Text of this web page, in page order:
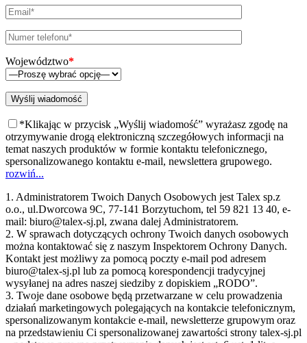
Województwo*
*Klikając w przycisk „Wyślij wiadomość” wyrażasz zgodę na
otrzymywanie drogą elektroniczną szczegółowych informacji na
temat naszych produktów w formie kontaktu telefonicznego,
spersonalizowanego kontaktu e-mail, newslettera grupowego.
rozwiń...
1. Administratorem Twoich Danych Osobowych jest Talex sp.z
o.o., ul.Dworcowa 9C, 77-141 Borzytuchom, tel 59 821 13 40, e-
mail: biuro@talex-sj.pl, zwana dalej Administratorem.
2. W sprawach dotyczących ochrony Twoich danych osobowych
można kontaktować się z naszym Inspektorem Ochrony Danych.
Kontakt jest możliwy za pomocą poczty e-mail pod adresem
biuro@talex-sj.pl lub za pomocą korespondencji tradycyjnej
wysyłanej na adres naszej siedziby z dopiskiem „RODO”.
3. Twoje dane osobowe będą przetwarzane w celu prowadzenia
działań marketingowych polegających na kontakcie telefonicznym,
spersonalizowanym kontakcie e-mail, newsletterze grupowym oraz
na przedstawieniu Ci spersonalizowanej zawartości strony talex-sj.pl